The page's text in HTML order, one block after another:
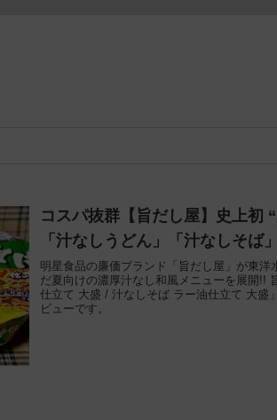
コスパ抜群【旨だし屋】史上初
「汁なしうどん」「汁なしそば
明星食品の廉価ブランド「旨だし屋」が東洋
だ夏向けの濃厚汁なし和風メニューを展開!!
仕立て 大盛 / 汁なしそば ラー油仕立て 大盛
ビューです。